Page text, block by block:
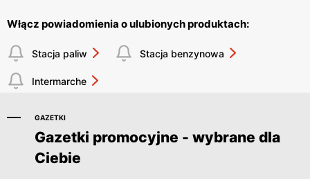
Włącz powiadomienia o ulubionych produktach:
Stacja paliw Stacja benzynowa
Intermarche
GAZETKI
Gazetki promocyjne - wybrane dla
Ciebie